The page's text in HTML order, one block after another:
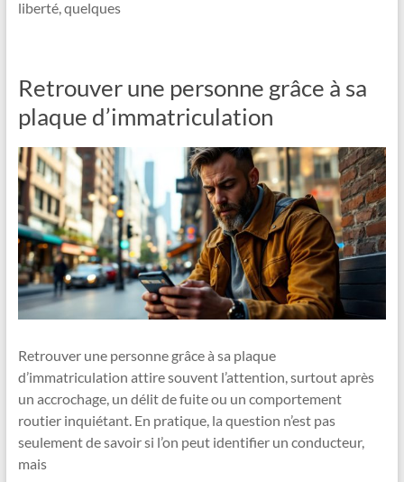
liberté, quelques
Retrouver une personne grâce à sa
plaque d’immatriculation
Retrouver une personne grâce à sa plaque
d’immatriculation attire souvent l’attention, surtout après
un accrochage, un délit de fuite ou un comportement
routier inquiétant. En pratique, la question n’est pas
seulement de savoir si l’on peut identifier un conducteur,
mais